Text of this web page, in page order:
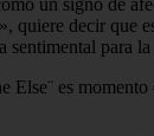
decir que
para
es